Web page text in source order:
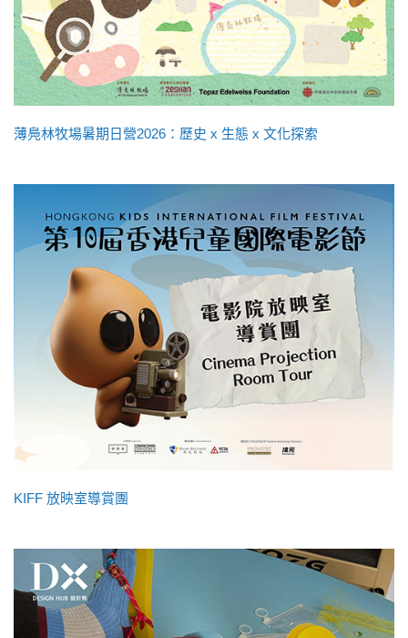
薄鳧林牧場暑期日營2026：歷史 x 生態 x 文化探索
KIFF 放映室導賞團